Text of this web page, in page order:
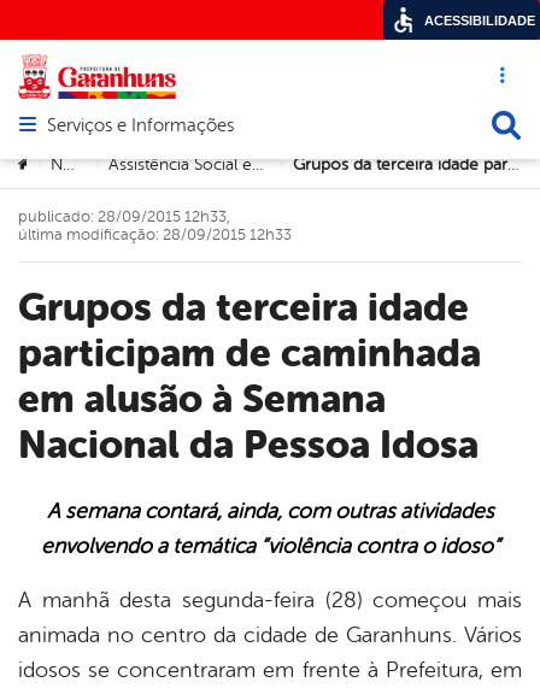
Acesso
Abrir menu principal de navegação
Serviços e Informações
Você está aqui:
> Notícias > Assistência Social e Direitos Humanos > Grupos da terceira idade participam de caminhada em alusão à Semana Nacional da Pessoa Idosa
Grupos da terceira idade
participam de caminhada
em alusão à Semana
Nacional da Pessoa Idosa
publicado: 28/09/2015 12h33,
última modificação: 28/09/2015 12h33
A semana contará, ainda, com outras atividades
envolvendo a temática “violência contra o idoso”
A manhã desta segunda-feira (28) começou mais
animada no centro da cidade de Garanhuns. Vários
idosos se concentraram em frente à Prefeitura, em
ACESSIBILIDADE